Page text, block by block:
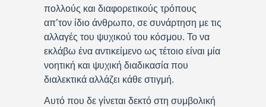
πολλούς και διαφορετικούς τρόπους
απ’τον ίδιο άνθρωπο, σε συνάρτηση με τις
αλλαγές του ψυχικού του κόσμου. Το να
εκλάβω ένα αντικείμενο ως τέτοιο είναι μία
νοητική και ψυχική διαδικασία που
διαλεκτικά αλλάζει κάθε στιγμή.
Αυτό που δε γίνεται δεκτό στη συμβολική